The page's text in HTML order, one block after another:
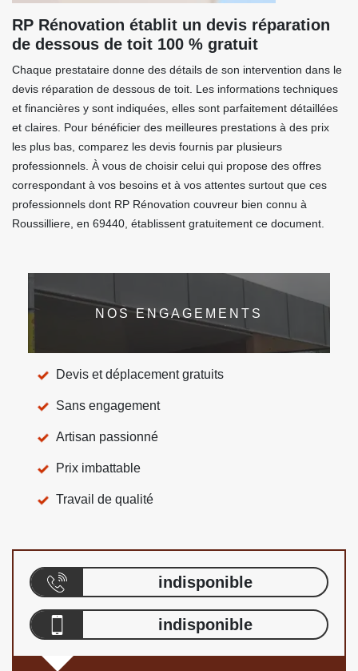
RP Rénovation établit un devis réparation
de dessous de toit 100 % gratuit
Chaque prestataire donne des détails de son intervention dans le
devis réparation de dessous de toit. Les informations techniques
et financières y sont indiquées, elles sont parfaitement détaillées
et claires. Pour bénéficier des meilleures prestations à des prix
les plus bas, comparez les devis fournis par plusieurs
professionnels. À vous de choisir celui qui propose des offres
correspondant à vos besoins et à vos attentes surtout que ces
professionnels dont RP Rénovation couvreur bien connu à
Roussilliere, en 69440, établissent gratuitement ce document.
NOS ENGAGEMENTS
Devis et déplacement gratuits
Sans engagement
Artisan passionné
Prix imbattable
Travail de qualité
indisponible
indisponible